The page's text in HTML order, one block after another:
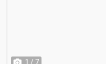
1 / 7